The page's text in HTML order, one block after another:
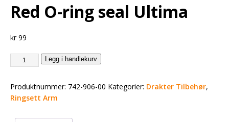
Red O-ring seal Ultima
kr99
Legg i handlekurv
Produktnummer: 742-906-00 Kategorier: Drakter Tilbehør,
Ringsett Arm